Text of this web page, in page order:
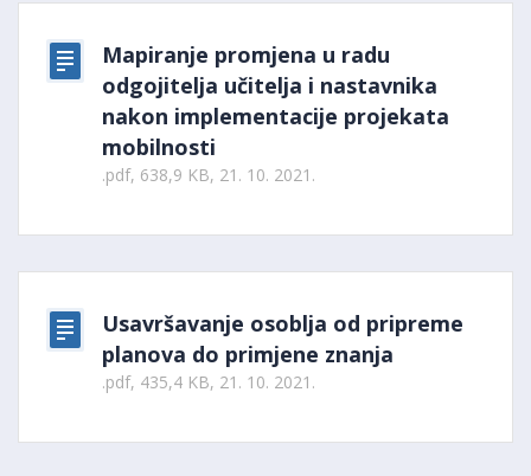
Mapiranje promjena u radu
odgojitelja učitelja i nastavnika
nakon implementacije projekata
mobilnosti
.pdf, 638,9 KB, 21. 10. 2021.
Usavršavanje osoblja od pripreme
planova do primjene znanja
.pdf, 435,4 KB, 21. 10. 2021.